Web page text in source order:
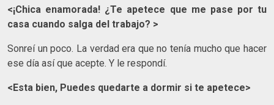
<¡Chica enamorada! ¿Te apetece que me pase por tu
casa cuando salga del trabajo? >
Sonreí un poco. La verdad era que no tenía mucho que hacer
ese día así que acepte. Y le respondí.
<Esta bien, Puedes quedarte a dormir si te apetece>